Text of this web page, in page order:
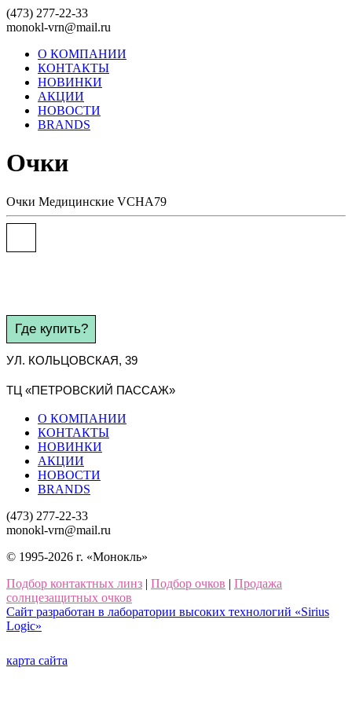
(473) 277-22-33
monokl-vrn@mail.ru
О КОМПАНИИ
КОНТАКТЫ
НОВИНКИ
АКЦИИ
НОВОСТИ
BRANDS
Очки
Очки Медицинские VCHA79
Где купить?
УЛ. КОЛЬЦОВСКАЯ, 39
ТЦ «ПЕТРОВСКИЙ ПАССАЖ»
О КОМПАНИИ
КОНТАКТЫ
НОВИНКИ
АКЦИИ
НОВОСТИ
BRANDS
(473) 277-22-33
monokl-vrn@mail.ru
© 1995-2026 г. «Монокль»
Подбор контактных линз | Подбор очков | Продажа
солнцезащитных очков
Сайт разработан в лаборатории высоких технологий «Sirius
Logic»
карта сайта